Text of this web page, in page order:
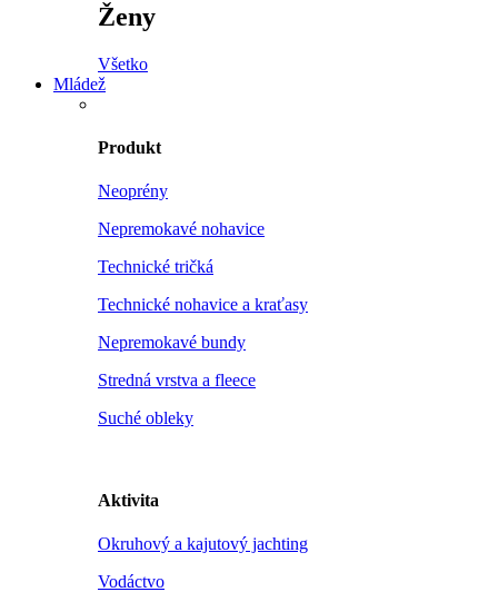
Ženy
Všetko
Mládež
Produkt
Neoprény
Nepremokavé nohavice
Technické tričká
Technické nohavice a kraťasy
Nepremokavé bundy
Stredná vrstva a fleece
Suché obleky
Aktivita
Okruhový a kajutový jachting
Vodáctvo